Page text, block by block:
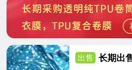
出售 长期出